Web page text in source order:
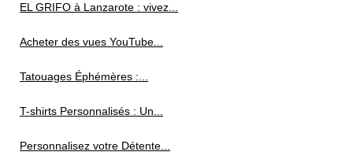
EL GRIFO à Lanzarote : vivez...
Acheter des vues YouTube...
Tatouages Éphémères :...
T-shirts Personnalisés : Un...
Personnalisez votre Détente...